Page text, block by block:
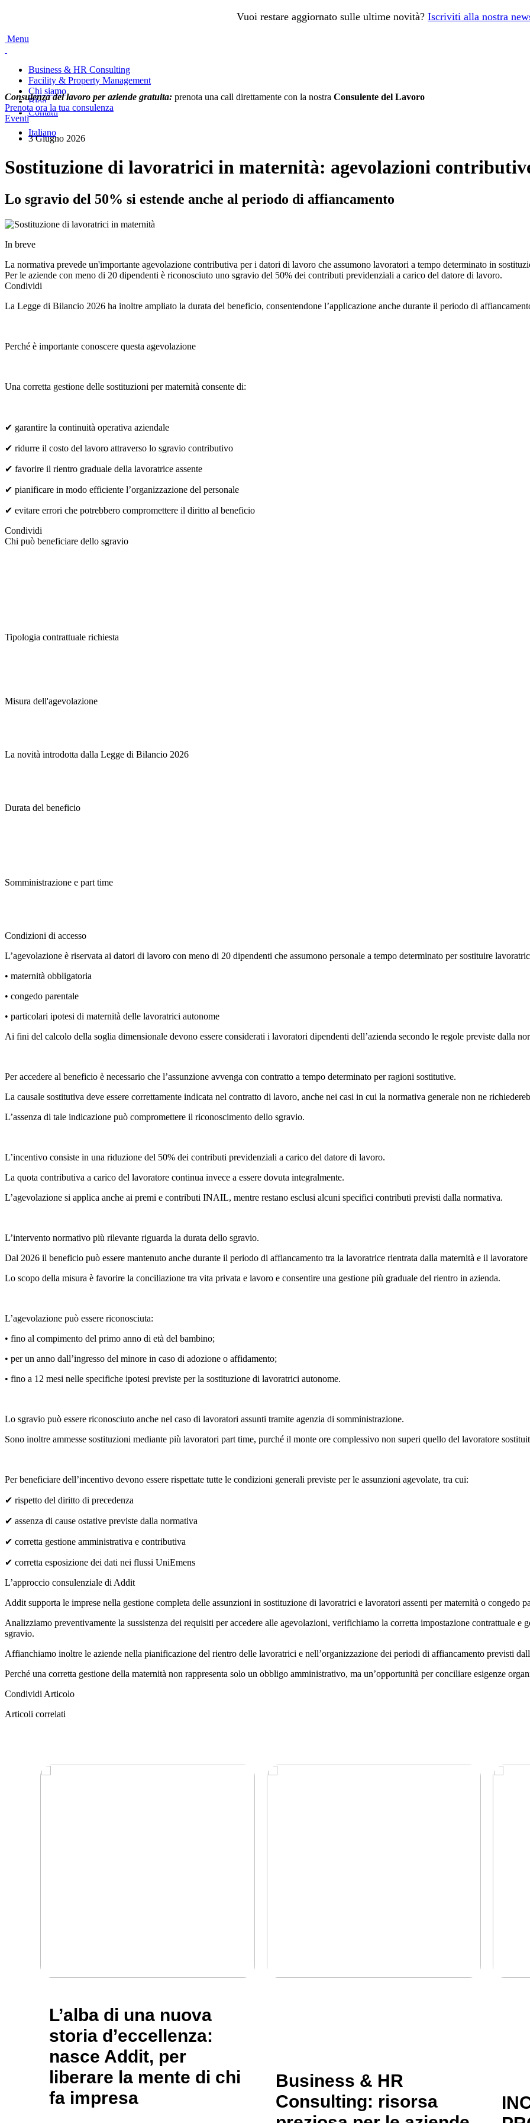
Vuoi restare aggiornato sulle ultime novità? Iscriviti alla nostra
Menu
Business & HR Consulting
Facility & Property Management
Chi siamo
Blog
Contatti
Italiano
Consulenza del lavoro per aziende gratuita: prenota una call direttamente con la nostra Consulente del Lavoro
Prenota ora la tua consulenza
Eventi
3 Giugno 2026
Sostituzione di lavoratrici in maternità: agevolazioni
Lo sgravio del 50% si estende anche al periodo di affiancamento
In breve
La normativa prevede un'importante agevolazione contributiva per i datori di lavoro che assumono lavoratori a tempo determinato in
Per le aziende con meno di 20 dipendenti è riconosciuto uno sgravio del 50% dei contributi previdenziali a carico del datore di lavoro.
Condividi
La Legge di Bilancio 2026 ha inoltre ampliato la durata del beneficio, consentendone l’applicazione anche durante il periodo di
Perché è importante conoscere questa agevolazione
Una corretta gestione delle sostituzioni per maternità consente di:
✔ garantire la continuità operativa aziendale
✔ ridurre il costo del lavoro attraverso lo sgravio contributivo
✔ favorire il rientro graduale della lavoratrice assente
✔ pianificare in modo efficiente l’organizzazione del personale
✔ evitare errori che potrebbero compromettere il diritto al beneficio
Condividi
Chi può beneficiare dello sgravio
Tipologia contrattuale richiesta
Misura dell'agevolazione
La novità introdotta dalla Legge di Bilancio 2026
Durata del beneficio
Somministrazione e part time
Condizioni di accesso
L’agevolazione è riservata ai datori di lavoro con meno di 20 dipendenti che assumono personale a tempo determinato per sostituire
• maternità obbligatoria
• congedo parentale
• particolari ipotesi di maternità delle lavoratrici autonome
Ai fini del calcolo della soglia dimensionale devono essere considerati i lavoratori dipendenti dell’azienda secondo le regole previste dalla
Per accedere al beneficio è necessario che l’assunzione avvenga con contratto a tempo determinato per ragioni sostitutive.
La causale sostitutiva deve essere correttamente indicata nel contratto di lavoro, anche nei casi in cui la normativa generale non ne
L’assenza di tale indicazione può compromettere il riconoscimento dello sgravio.
L’incentivo consiste in una riduzione del 50% dei contributi previdenziali a carico del datore di lavoro.
La quota contributiva a carico del lavoratore continua invece a essere dovuta integralmente.
L’agevolazione si applica anche ai premi e contributi INAIL, mentre restano esclusi alcuni specifici contributi previsti dalla normativa.
L’intervento normativo più rilevante riguarda la durata dello sgravio.
Dal 2026 il beneficio può essere mantenuto anche durante il periodo di affiancamento tra la lavoratrice rientrata dalla maternità e il lavoratore
Lo scopo della misura è favorire la conciliazione tra vita privata e lavoro e consentire una gestione più graduale del rientro in azienda.
L’agevolazione può essere riconosciuta:
• fino al compimento del primo anno di età del bambino;
• per un anno dall’ingresso del minore in caso di adozione o affidamento;
• fino a 12 mesi nelle specifiche ipotesi previste per la sostituzione di lavoratrici autonome.
Lo sgravio può essere riconosciuto anche nel caso di lavoratori assunti tramite agenzia di somministrazione.
Sono inoltre ammesse sostituzioni mediante più lavoratori part time, purché il monte ore complessivo non superi quello del lavoratore
Per beneficiare dell’incentivo devono essere rispettate tutte le condizioni generali previste per le assunzioni agevolate, tra cui:
✔ rispetto del diritto di precedenza
✔ assenza di cause ostative previste dalla normativa
✔ corretta gestione amministrativa e contributiva
✔ corretta esposizione dei dati nei flussi UniEmens
L’approccio consulenziale di Addit
Addit supporta le imprese nella gestione completa delle assunzioni in sostituzione di lavoratrici e lavoratori assenti per maternità o congedo
Analizziamo preventivamente la sussistenza dei requisiti per accedere alle agevolazioni, verifichiamo la corretta impostazione contrattuale
sgravio.
Affianchiamo inoltre le aziende nella pianificazione del rientro delle lavoratrici e nell’organizzazione dei periodi di affiancamento previsti
Perché una corretta gestione della maternità non rappresenta solo un obbligo amministrativo, ma un’opportunità per conciliare esigenze
Condividi Articolo
Articoli correlati
L’alba di una nuova
storia d’eccellenza:
nasce Addit, per
liberare la mente di chi
fa impresa
Business & HR
Consulting: risorsa